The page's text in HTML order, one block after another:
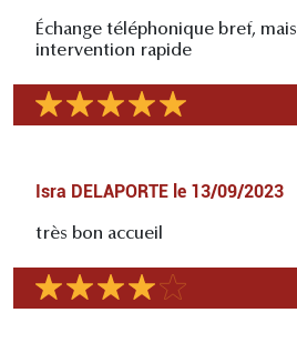
Échange téléphonique bref, mais
intervention rapide
Isra DELAPORTE le 13/09/2023
très bon accueil